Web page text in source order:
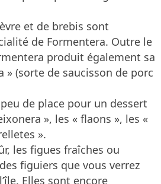
et de brebis sont
de Formentera. Outre le
produit également sa
» (sorte de saucisson de porc
de place pour un dessert
», les « flaons », les «
».
les figues fraîches ou
figuiers que vous verrez
Elles sont encore